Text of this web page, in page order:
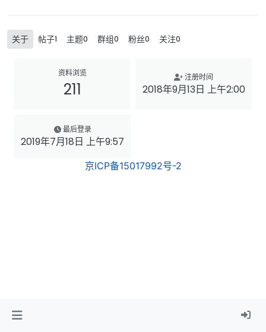
关于 帖子1 主题0 群组0 粉丝0 关注0
资料浏览
211
注册时间
2018年9月13日 上午2:00
最后登录
2019年7月18日 上午9:57
京ICP备15017992号-2